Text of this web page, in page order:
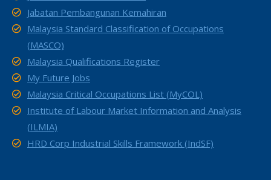
Jabatan Pembangunan Kemahiran
Malaysia Standard Classification of Occupations
(MASCO)
Malaysia Qualifications Register
My Future Jobs
Malaysia Critical Occupations List (MyCOL)
Institute of Labour Market Information and Analysis
(ILMIA)
HRD Corp Industrial Skills Framework (IndSF)